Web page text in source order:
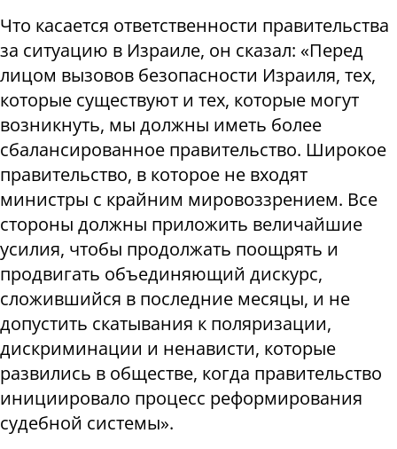
Что касается ответственности правительства
за ситуацию в Израиле, он сказал: «Перед
лицом вызовов безопасности Израиля, тех,
которые существуют и тех, которые могут
возникнуть, мы должны иметь более
сбалансированное правительство. Широкое
правительство, в которое не входят
министры с крайним мировоззрением. Все
стороны должны приложить величайшие
усилия, чтобы продолжать поощрять и
продвигать объединяющий дискурс,
сложившийся в последние месяцы, и не
допустить скатывания к поляризации,
дискриминации и ненависти, которые
развились в обществе, когда правительство
инициировало процесс реформирования
судебной системы».